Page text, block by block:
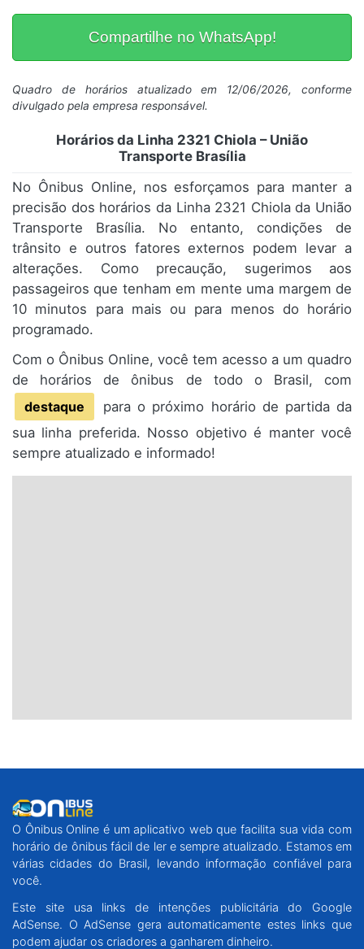
Compartilhe no WhatsApp!
Quadro de horários atualizado em 12/06/2026, conforme
divulgado pela empresa responsável.
Horários da Linha 2321 Chiola – União
Transporte Brasília
No Ônibus Online, nos esforçamos para manter a
precisão dos horários da Linha 2321 Chiola da União
Transporte Brasília. No entanto, condições de
trânsito e outros fatores externos podem levar a
alterações. Como precaução, sugerimos aos
passageiros que tenham em mente uma margem de
10 minutos para mais ou para menos do horário
programado.
Com o Ônibus Online, você tem acesso a um quadro
de horários de ônibus de todo o Brasil, com
destaque
para o próximo horário de partida da
sua linha preferida. Nosso objetivo é manter você
sempre atualizado e informado!
O Ônibus Online é um aplicativo web que facilita sua vida com
horário de ônibus fácil de ler e sempre atualizado. Estamos em
várias cidades do Brasil, levando informação confiável para
você.
Este site usa links de intenções publicitária do Google
AdSense. O AdSense gera automaticamente estes links que
podem ajudar os criadores a ganharem dinheiro.